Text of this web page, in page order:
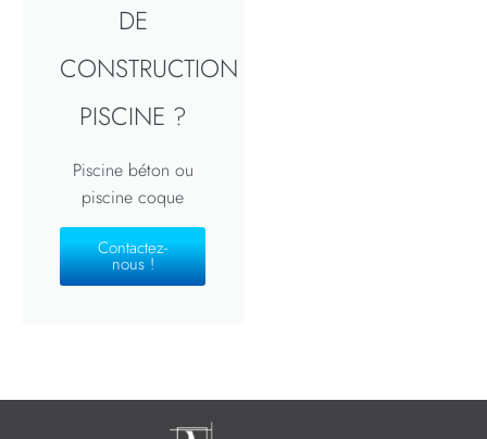
DE
CONSTRUCTION
PISCINE ?
Piscine béton ou
piscine coque
Contactez-
nous !